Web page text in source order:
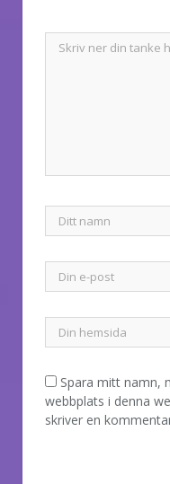
Spara mitt namn,
webbplats i denna
skriver en